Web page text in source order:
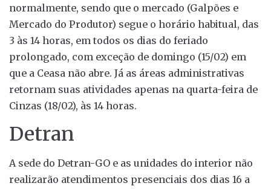
normalmente, sendo que o mercado (Galpões e
Mercado do Produtor) segue o horário habitual, das
3 às 14 horas, em todos os dias do feriado
prolongado, com exceção de domingo (15/02) em
que a Ceasa não abre. Já as áreas administrativas
retornam suas atividades apenas na quarta-feira de
Cinzas (18/02), às 14 horas.
Detran
A sede do Detran-GO e as unidades do interior não
realizarão atendimentos presenciais dos dias 16 a